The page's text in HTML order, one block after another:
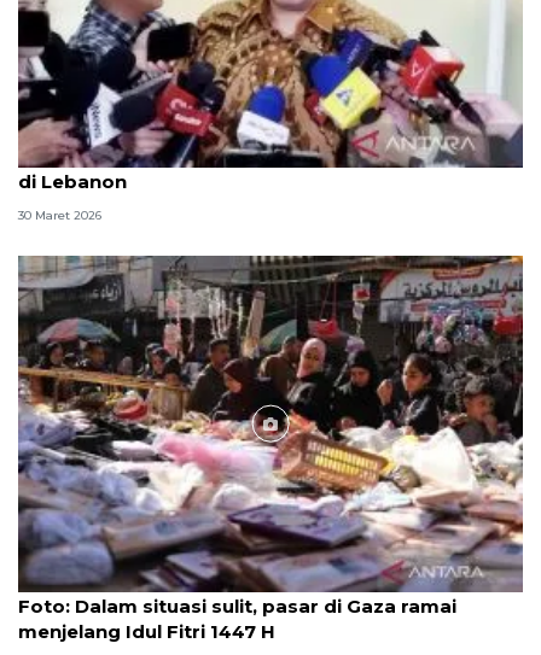
Komisi I DPR belasungkawa gugurnya prajurit TNI
di Lebanon
30 Maret 2026
Foto
Foto: Dalam situasi sulit, pasar di Gaza ramai
menjelang Idul Fitri 1447 H